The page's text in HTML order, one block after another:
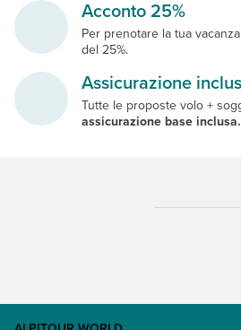
Acconto 25%
Per prenotare la tua
del 25%.
Assicurazione
Tutte le proposte volo +
assicurazione base inclusa.